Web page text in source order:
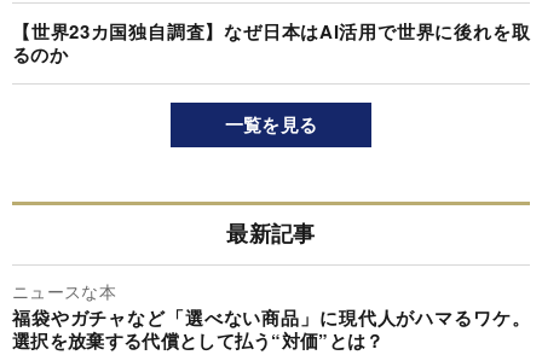
【世界23カ国独自調査】なぜ日本はAI活用で世界に後れを取
るのか
一覧を見る
最新記事
ニュースな本
福袋やガチャなど「選べない商品」に現代人がハマるワケ。
選択を放棄する代償として払う“対価”とは？